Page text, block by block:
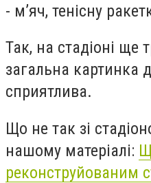
- м’яч, тенісну
Так, на стадіоні ще
загальна картинка
сприятлива.
Що не так зі
нашому матеріалі:
реконструйованим